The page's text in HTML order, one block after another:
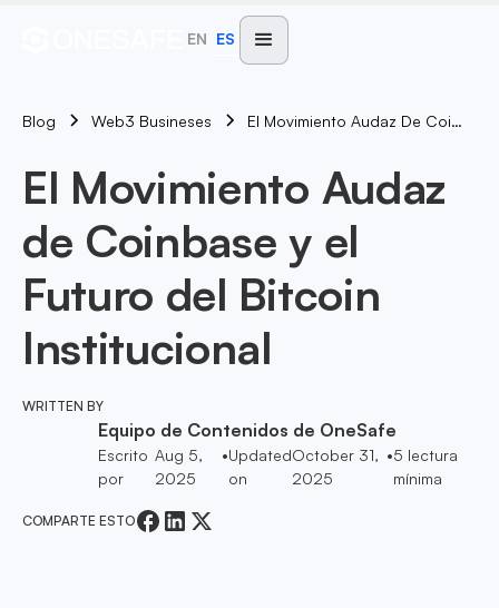
EN ES
Blog Web3 Busineses El Movimiento Audaz De Coinbase Y El Futuro Del Bitcoin Institucional
El Movimiento Audaz
de Coinbase y el
Futuro del Bitcoin
Institucional
WRITTEN BY
Equipo de Contenidos de OneSafe
Escrito
por
Aug 5,
2025
•Updated
on
October 31,
2025
•5 lectura
mínima
COMPARTE ESTO